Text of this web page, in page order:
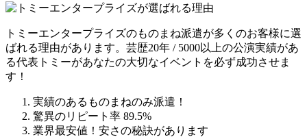
トミーエンタープライズのものまね派遣が多くのお客様に選
ばれる理由があります。芸歴20年 / 5000以上の公演実績があ
る代表トミーがあなたの大切なイベントを必ず成功させま
す！
実績のあるものまねのみ派遣！
驚異のリピート率 89.5%
業界最安値！安さの秘訣があります